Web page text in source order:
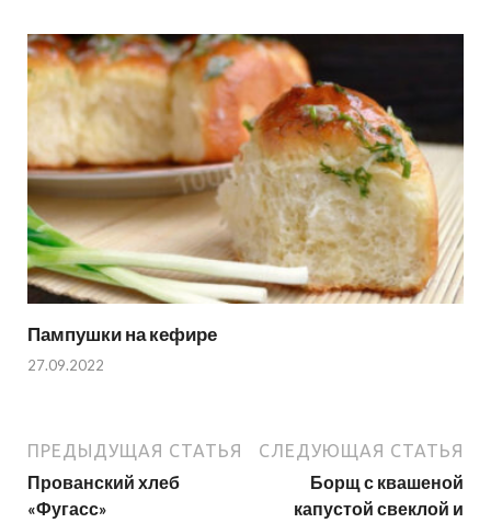
Пампушки на кефире
27.09.2022
ПРЕДЫДУЩАЯ СТАТЬЯ
Прованский хлеб
«Фугасс»
СЛЕДУЮЩАЯ СТАТЬЯ
Борщ с квашеной
капустой свеклой и